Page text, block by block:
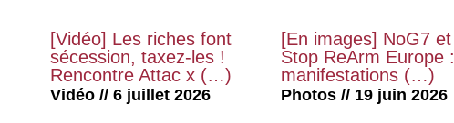
[Vidéo] Les riches font
sécession, taxez-les !
Rencontre Attac x (…)
Vidéo // 6 juillet 2026
[En images] NoG7 et
Stop ReArm Europe :
manifestations (…)
Photos // 19 juin 2026